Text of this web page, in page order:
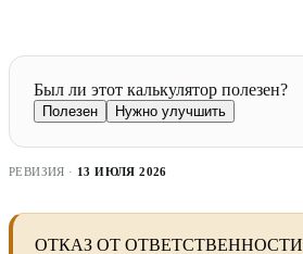
Был ли этот калькулятор полезен?
Полезен Нужно улучшить
РЕВИЗИЯ · 13 ИЮЛЯ 2026
ОТКАЗ ОТ ОТВЕТСТВЕННОСТИ